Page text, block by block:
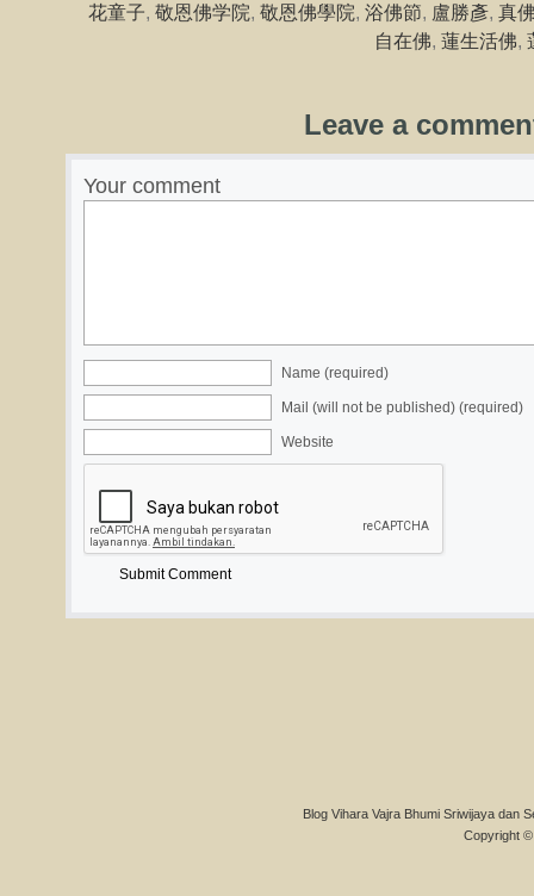
花童子, 敬恩佛学院, 敬恩佛學院, 浴佛節, 盧勝彥, 真
自在佛, 蓮生活佛,
Leave a
Your comment
Name (required)
Mail (will not be published) (required)
Website
Blog Vihara Vajra Bhumi Sriwijaya dan
Copyright ©